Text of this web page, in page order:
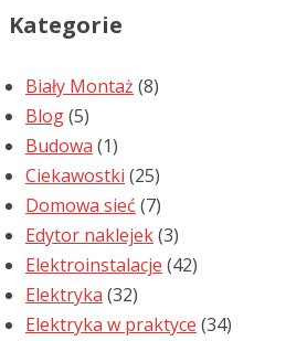
Kategorie
Biały Montaż (8)
Blog(5)
Budowa (1)
Ciekawostki (25)
Domowa sieć (7)
Edytor naklejek(3)
Elektroinstalacje (42)
Elektryka (32)
Elektryka w praktyce (34)